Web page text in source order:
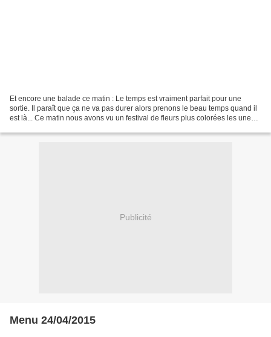
Et encore une balade ce matin : Le temps est vraiment parfait pour une
sortie. Il paraît que ça ne va pas durer alors prenons le beau temps quand il
est là... Ce matin nous avons vu un festival de fleurs plus colorées les unes
Publicité
Menu 24/04/2015